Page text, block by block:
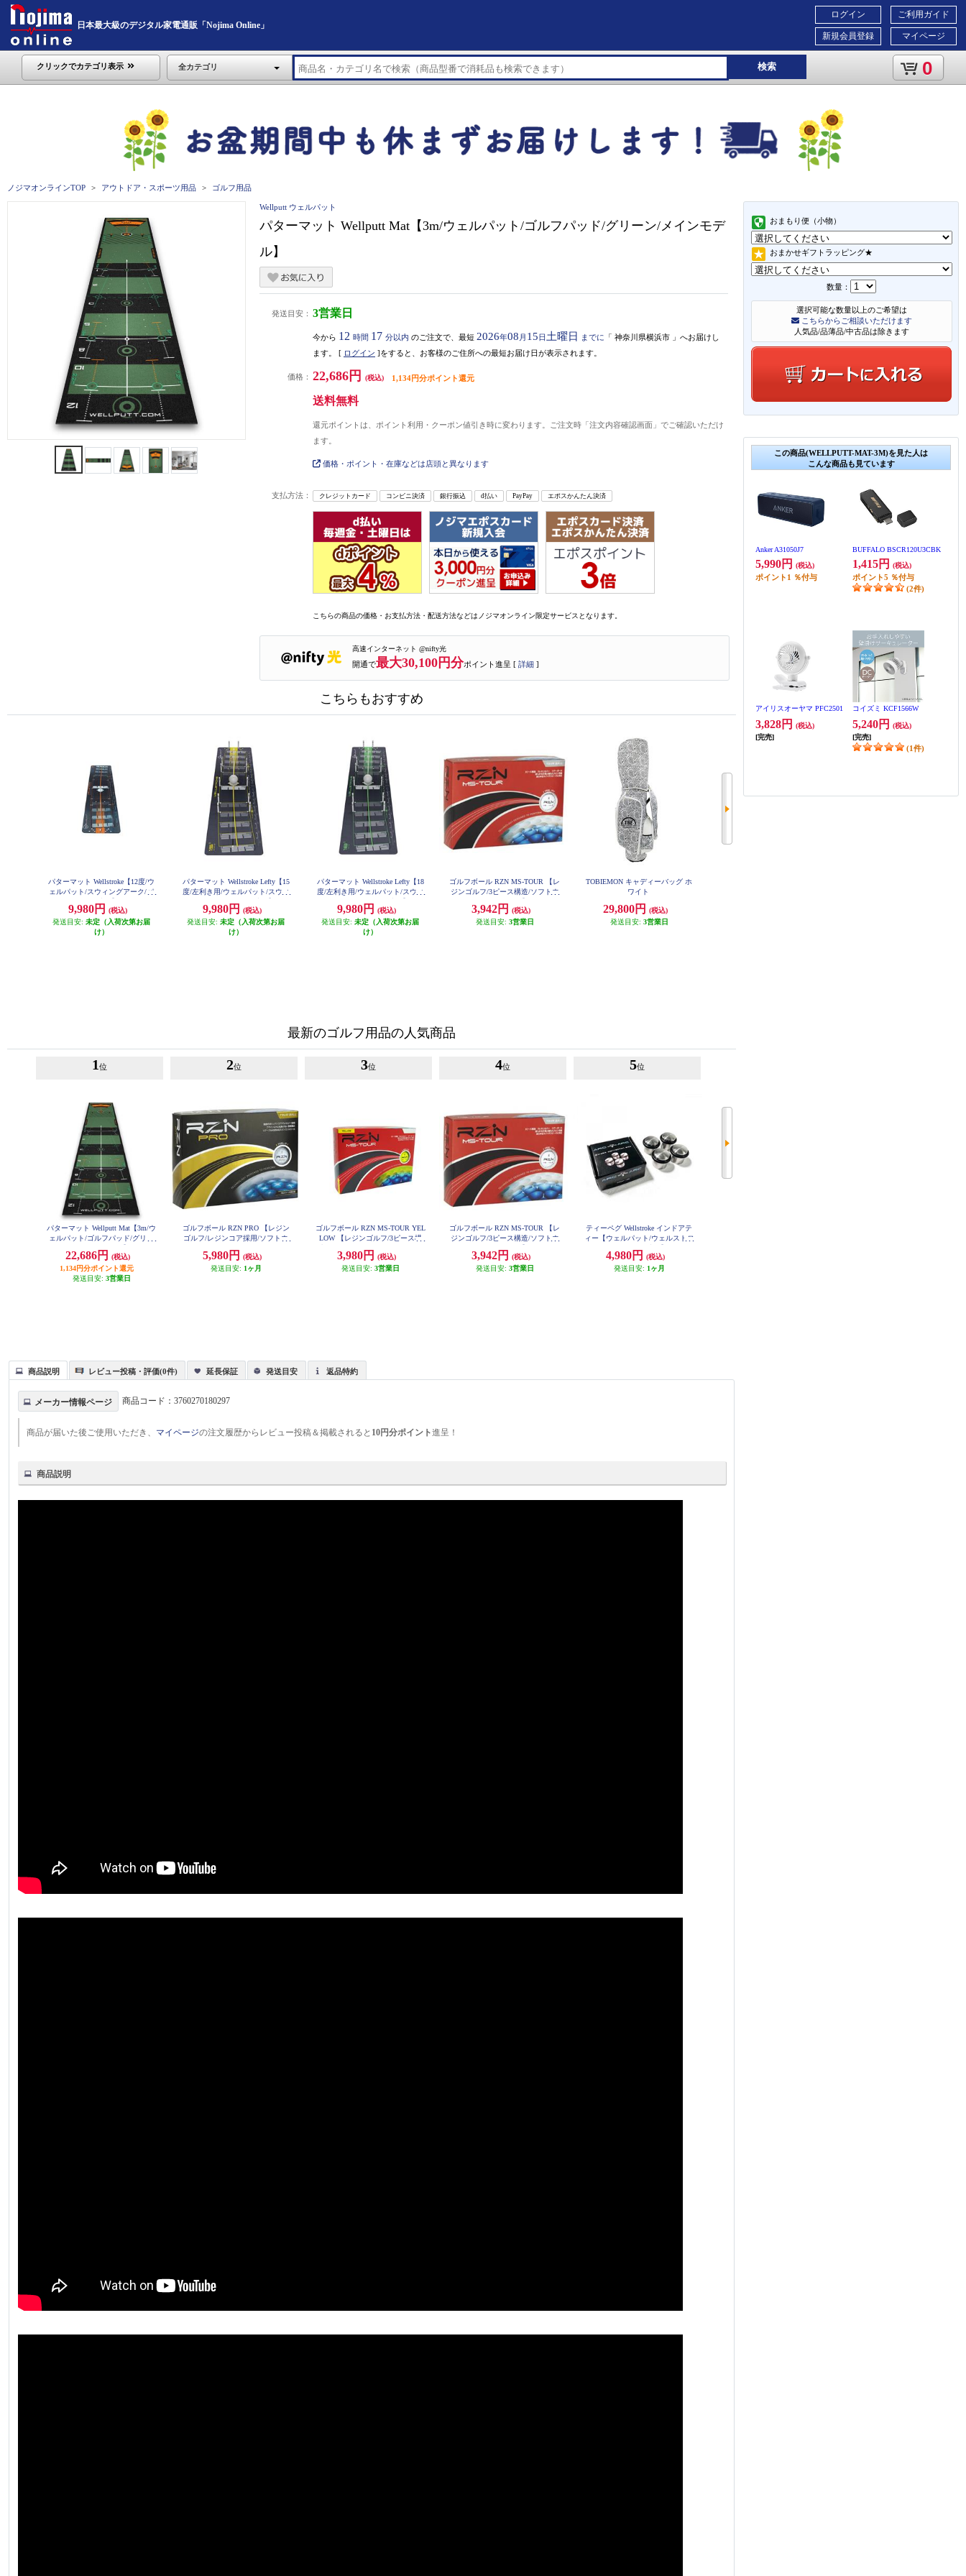
日本最大級のデジタル家電通販「Nojima Online」
ご利用ガイド
マイページ
ログイン
新規会員登録
クリックでカテゴリ表示 全カテゴリ 検索 0
ノジマオンラインTOP アウトドア・スポーツ用品 ゴルフ用品
おまもり便（小物）
おまかせギフトラッピング★
数量：
選択可能な数量以上のご希望は
こちらからご相談いただけます
人気品/品薄品/中古品は除きます
この商品(WELLPUTT-MAT-3M)を見た人は
こんな商品も見ています
Anker A31050J7
5,990円 (税込)
ポイント 1 ％付与
BUFFALO BSCR120U3CBK
1,415円 (税込)
ポイント5 ％付与
(2件)
アイリスオーヤマ PFC2501
3,828円
(税込)
[完売]
コイズミ KCF1566W
5,240円
(税込)
[完売]
(1件)
Wellputt ウェルパット
パターマット Wellputt Mat【3m/ウェルパット/ゴルフパッド/グリーン/メインモデ
ル】
発送目安： 3営業日
今から 12 時間 17 分以内 のご注文で、最短 2026年08 月 15日 土曜日 までに 「 神奈川県横浜市 」 へお届けし
ます。 [ ログイン ]をすると、お客様のご住所への最短お届け日が表示されます。
価格： 22,686円 (税込) 1,134円分ポイント還元
送料無料
還元ポイントは、ポイント利用・クーポン値引き時に変わります。ご注文時「注文内容確認画面」でご確認いただけ
ます。
価格・ポイント・在庫などは店頭と異なります
支払方法： クレジットカード コンビニ決済 銀行振込 d払い PayPay エポスかんたん決済
こちらの商品の価格・お支払方法・配送方法などはノジマオンライン限定サービスとなります。
高速インターネット @nifty光
開通で最大30,100円分ポイント進呈 [ 詳細 ]
こちらもおすすめ
パターマット Wellstroke【12度/ウ
ェルパット/スウィングアーク/パ
9,980円
(税込)
発送目安: 未定（入荷次第お届
け）
パターマット Wellstroke Lefty【15
度/左利き用/ウェルパット/スウィ
9,980円
(税込)
発送目安: 未定（入荷次第お届
け）
パターマット Wellstroke Lefty【18
度/左利き用/ウェルパット/スウィ
9,980円
(税込)
発送目安: 未定（入荷次第お届
け）
ゴルフボール RZN MS-TOUR 【レ
ジンゴルフ/3ピース構造/ソフトウ
3,942円
(税込)
発送目安: 3営業日
TOBIEMON キャディーバッグ ホ
ワイト
29,800円
(税込)
発送目安: 3営業日
最新のゴルフ用品の人気商品
1 位
パターマット Wellputt Mat【3m/ウ
ェルパット/ゴルフパッド/グリー
22,686円
(税込)
1,134円分ポイント還元
発送目安: 3営業日
2位
ゴルフボール RZN PRO 【レジン
ゴルフ/レジンコア採用/ソフトウ
ル】
5,980円
(税込)
発送目安: 1ヶ月
3位
ゴルフボール RZN MS-TOUR YEL
LOW 【レジンゴルフ/3ピース構
ーカラーモデル】
3,980円
(税込)
発送目安: 3営業日
4位
ゴルフボール RZN MS-TOUR 【レ
ジンゴルフ/3ピース構造/ソフトウ
3,942円
(税込)
発送目安: 3営業日
5位
ティーペグ Wellstroke インドアテ
ィー【ウェルパット/ウェルストロ
4,980円
(税込)
発送目安: 1ヶ月
商品説明 レビュー投稿・評価(0件) 延長保証 発送目安 返品特約
メーカー情報ページ 商品コード：3760270180297
商品が届いた後ご使用いただき、 マイページの注文履歴からレビュー投稿＆掲載されると 10円分ポイント進呈！
商品説明